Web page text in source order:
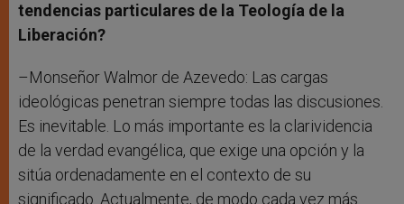
tendencias particulares de la Teología de la
Liberación?
–Monseñor Walmor de Azevedo: Las cargas
ideológicas penetran siempre todas las discusiones.
Es inevitable. Lo más importante es la clarividencia
de la verdad evangélica, que exige una opción y la
sitúa ordenadamente en el contexto de su
significado. Actualmente, de modo cada vez más